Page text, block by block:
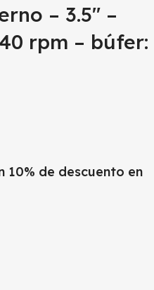
– 3.5″ –
rpm – búfer:
10% de descuento en